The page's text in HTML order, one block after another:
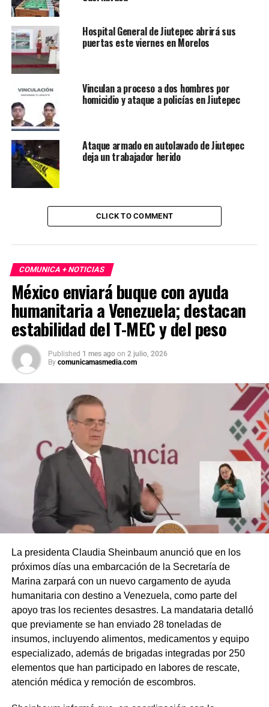
Hospital General de Jiutepec abrirá sus
puertas este viernes en Morelos
Vinculan a proceso a dos hombres por
homicidio y ataque a policías en Jiutepec
Ataque armado en autolavado de Jiutepec
deja un trabajador herido
CLICK TO COMMENT
COMUNICA + NOTICIAS
México enviará buque con ayuda
humanitaria a Venezuela; destacan
estabilidad del T-MEC y del peso
Published 1 mes ago on 2 julio, 2026
By comunicamasmedia.com
La presidenta Claudia Sheinbaum anunció que en los
próximos días una embarcación de la Secretaría de
Marina zarpará con un nuevo cargamento de ayuda
humanitaria con destino a Venezuela, como parte del
apoyo tras los recientes desastres. La mandataria detalló
que previamente se han enviado 28 toneladas de
insumos, incluyendo alimentos, medicamentos y equipo
especializado, además de brigadas integradas por 250
elementos que han participado en labores de rescate,
atención médica y remoción de escombros.